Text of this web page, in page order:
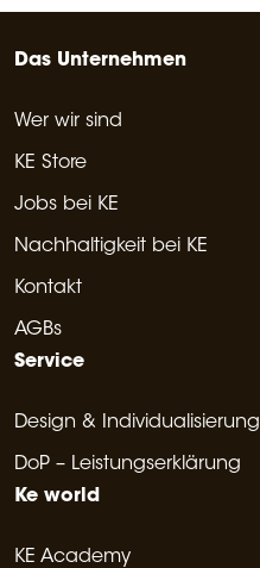
Das Unternehmen
Wer wir sind
KE Store
Jobs bei KE
Nachhaltigkeit bei KE
Kontakt
AGBs
Service
Design & Individualisierung
DoP – Leistungserklärung
Ke world
KE Academy